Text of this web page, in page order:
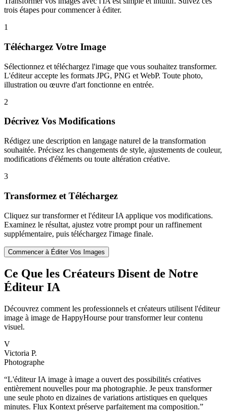
trois étapes pour commencer à éditer.
1
Téléchargez Votre Image
Sélectionnez et téléchargez l'image que vous souhaitez transformer.
L'éditeur accepte les formats JPG, PNG et WebP. Toute photo,
illustration ou œuvre d'art fonctionne en entrée.
2
Décrivez Vos Modifications
Rédigez une description en langage naturel de la transformation
souhaitée. Précisez les changements de style, ajustements de couleur,
modifications d'éléments ou toute altération créative.
3
Transformez et Téléchargez
Cliquez sur transformer et l'éditeur IA applique vos modifications.
Examinez le résultat, ajustez votre prompt pour un raffinement
supplémentaire, puis téléchargez l'image finale.
Commencer à Éditer Vos Images
Ce Que les Créateurs Disent de Notre
Éditeur IA
Découvrez comment les professionnels et créateurs utilisent l'éditeur
image à image de HappyHourse pour transformer leur contenu
visuel.
V
Victoria P.
Photographe
“L'éditeur IA image à image a ouvert des possibilités créatives
entièrement nouvelles pour ma photographie. Je peux transformer
une seule photo en dizaines de variations artistiques en quelques
minutes. Flux Kontext préserve parfaitement ma composition.”